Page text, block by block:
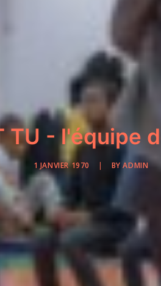
TU - l'équipe
1 JANVIER 1970 | BYADMIN